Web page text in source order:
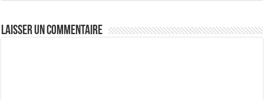
Laisser un commentaire